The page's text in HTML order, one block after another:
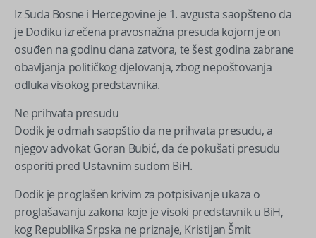
Iz Suda Bosne i Hercegovine je 1. avgusta saopšteno da
je Dodiku izrečena pravosnažna presuda kojom je on
osuđen na godinu dana zatvora, te šest godina zabrane
obavljanja političkog djelovanja, zbog nepoštovanja
odluka visokog predstavnika.
Ne prihvata presudu
Dodik je odmah saopštio da ne prihvata presudu, a
njegov advokat Goran Bubić, da će pokušati presudu
osporiti pred Ustavnim sudom BiH.
Dodik je proglašen krivim za potpisivanje ukaza o
proglašavanju zakona koje je visoki predstavnik u BiH,
kog Republika Srpska ne priznaje, Kristijan Šmit